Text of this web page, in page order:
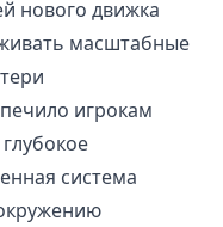
нового движка
масштабные
игрокам
система